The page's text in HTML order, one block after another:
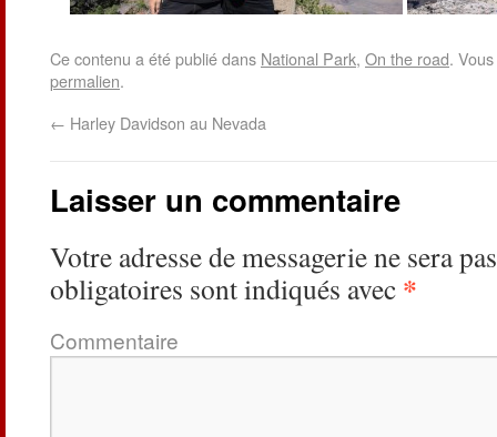
Ce contenu a été publié dans National Park, On the road.
permalien.
← Harley Davidson au Nevada
Laisser un commentaire
Votre adresse de messagerie ne sera
obligatoires sont indiqués avec *
Commentaire